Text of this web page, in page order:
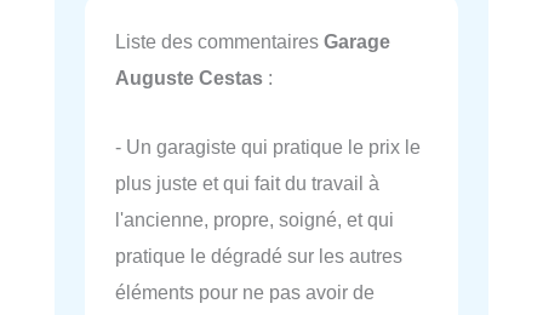
Liste des commentaires Garage
Auguste Cestas :
- Un garagiste qui pratique le prix le
plus juste et qui fait du travail à
l'ancienne, propre, soigné, et qui
pratique le dégradé sur les autres
éléments pour ne pas avoir de